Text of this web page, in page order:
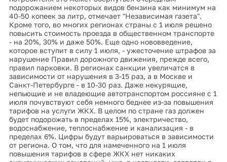
подорожанием некоторых видов бензина как минимум на
40-50 копеек за литр, отмечает "Независимая газета".
Кроме того, во многих регионах страны с 1 июля решено
повысить стоимость проезда в общественном транспорте
- на 20%, 30% и даже 50%. Еще одно нововведение,
которое вступит в силу 1 июля, - ужесточение штрафов за
нарушение Правил дорожного движения, прежде всего,
правил парковки. В регионах санкции увеличатся в
зависимости от нарушения в 3-15 раз, а в Москве и
Санкт-Петербурге - в 10-30 раз. Даже некурящие,
непьющие и не владеющие автотранспортом россияне с 1
июля почувствуют себя немного беднее из-за повышения
тарифов на услуги ЖКХ. В целом по стране газ должен
будет подорожать в пределах 15%, электричество,
водоснабжение, теплоснабжение и канализация - в
пределах 6%. Цифры будут варьироваться в зависимости
от региона. О том, что для намеченного на 1 июля
повышения тарифов в сфере ЖКХ нет никаких